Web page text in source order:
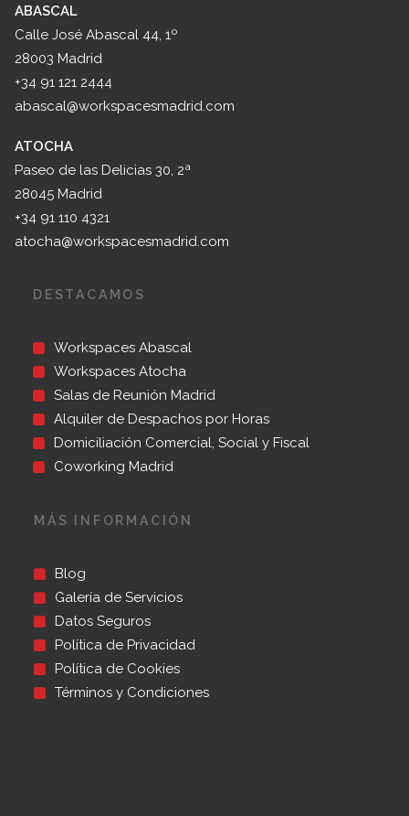
ABASCAL
Calle José Abascal 44, 1º
28003 Madrid
+34 91 121 2444
abascal@workspacesmadrid.com
ATOCHA
Paseo de las Delicias 30, 2ª
28045 Madrid
+34 91 110 4321
atocha@workspacesmadrid.com
DESTACAMOS
Workspaces Abascal
Workspaces Atocha
Salas de Reunión Madrid
Alquiler de Despachos por Horas
Domiciliación Comercial, Social y Fiscal
Coworking Madrid
MÁS INFORMACIÓN
Blog
Galería de Servicios
Datos Seguros
Política de Privacidad
Política de Cookies
Términos y Condiciones